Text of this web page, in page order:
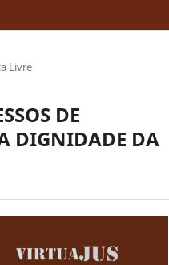
Livre
DE
DIGNIDADE DA